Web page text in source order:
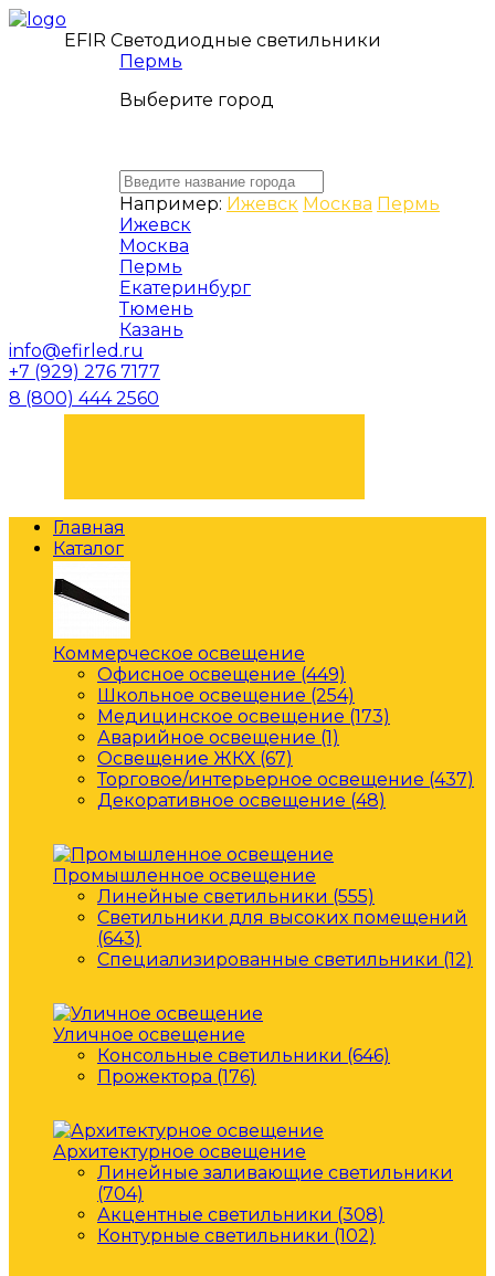
EFIR Светодиодные светильники
Пермь
Выберите город
Например: Ижевск Москва Пермь
Ижевск
Москва
Пермь
Екатеринбург
Тюмень
Казань
info@efirled.ru
+7 (929) 276 7177
8 (800) 444 2560
Главная
Каталог
Коммерческое освещение
Офисное освещение (449)
Школьное освещение (254)
Медицинское освещение (173)
Аварийное освещение (1)
Освещение ЖКХ (67)
Торговое/интерьерное освещение (437)
Декоративное освещение (48)
Промышленное освещение
Линейные светильники (555)
Светильники для высоких помещений
(643)
Специализированные светильники (12)
Уличное освещение
Консольные светильники (646)
Прожектора (176)
Архитектурное освещение
Линейные заливающие светильники
(704)
Акцентные светильники (308)
Контурные светильники (102)